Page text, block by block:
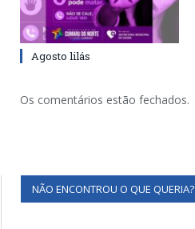
Agosto lilás
Os comentários estão fechados.
NÃO ENCONTROU O QUE QUERIA?